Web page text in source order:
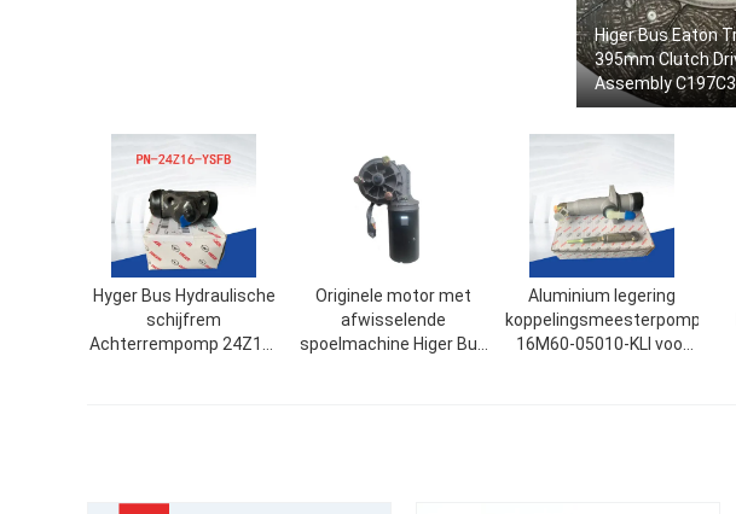
Higer Bus Eaton
395mm Clutch
Assembly
Performance
Hyger Bus Hydraulische
schijfrem
Achterrempomp 24Z16-
Originele motor met
afwisselende
spoelmachine Higer Bus
Aluminium legering
koppelingsmeesterpomp
16M60-05010-KLI voor